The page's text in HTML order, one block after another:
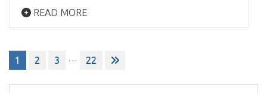
READ MORE
Bejegyzések
lapozása
1 2 3 … 22